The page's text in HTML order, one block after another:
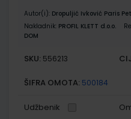
Autor(i): Dropuljić Ivković Paris
Nakladnik: PROFIL KLETT d.o.o.
DOM
SKU: 556213
ŠIFRA OMOTA: 500184
Udžbenik